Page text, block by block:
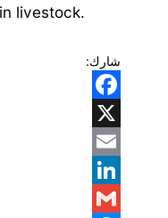
livestock.
شارك:
Facebook
X
Email
LinkedIn